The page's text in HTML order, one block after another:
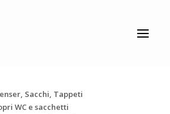
AZIENDA
Sacchi, Tappeti
WC e sacchetti